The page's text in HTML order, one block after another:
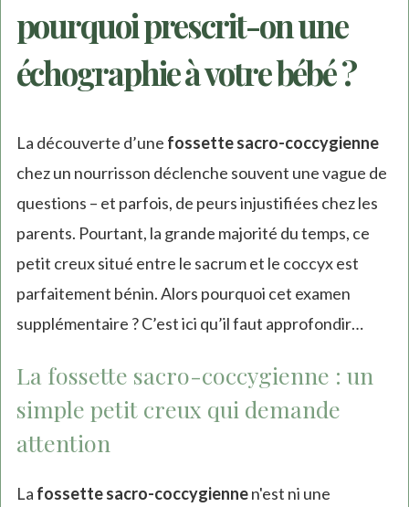
pourquoi prescrit-on une
échographie à votre bébé ?
La découverte d’une fossette sacro-coccygienne
chez un nourrisson déclenche souvent une vague de
questions – et parfois, de peurs injustifiées chez les
parents. Pourtant, la grande majorité du temps, ce
petit creux situé entre le sacrum et le coccyx est
parfaitement bénin. Alors pourquoi cet examen
supplémentaire ? C’est ici qu’il faut approfondir…
La fossette sacro-coccygienne : un
simple petit creux qui demande
attention
La fossette sacro-coccygiennen'est ni une